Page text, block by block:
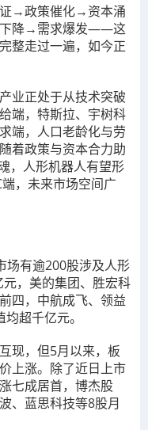
证→政策催化→资本涌
降→需求爆发——这
整走过一遍，如今正
业正处于从技术突破
端，特斯拉、宇树科
端，人口老龄化与劳
着政策与资本合力助
，人形机器人有望形
，未来市场空间广
场有逾200股涉及人形
，美的集团、胜宏科
四，中航成飞、领益
超千亿元。
现，但5月以来，板
上涨。除了近日上市
七成居首，博杰股
、蓝思科技等8股月